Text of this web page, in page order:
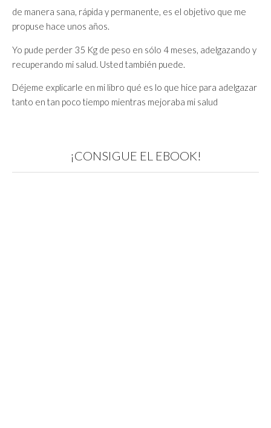
de manera sana, rápida y permanente, es el objetivo que me
propuse hace unos años.
Yo pude perder 35 Kg de peso en sólo 4 meses, adelgazando y
recuperando mi salud. Usted también puede.
Déjeme explicarle en mi libro qué es lo que hice para adelgazar
tanto en tan poco tiempo mientras mejoraba mi salud
¡CONSIGUE EL EBOOK!